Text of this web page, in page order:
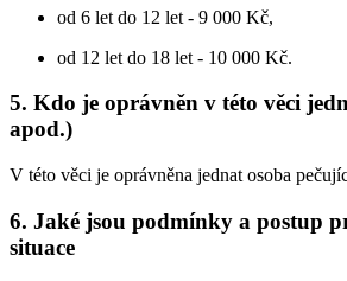
od 6 let do 12 let - 9 000 Kč,
od 12 let do 18 let - 10 000 Kč.
5. Kdo je oprávněn v této věci
apod.)
V této věci je oprávněna jednat osoba
6. Jaké jsou podmínky a postup
situace